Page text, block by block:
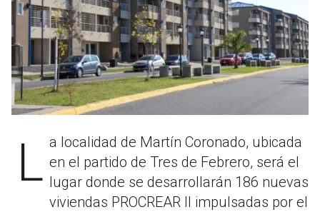
La localidad de Martín Coronado, ubicada en el partido de Tres de Febrero, será el
lugar donde se desarrollarán 186 nuevas
viviendas PROCREAR II impulsadas por el